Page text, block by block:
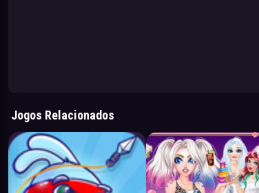
Jogos Relacionados